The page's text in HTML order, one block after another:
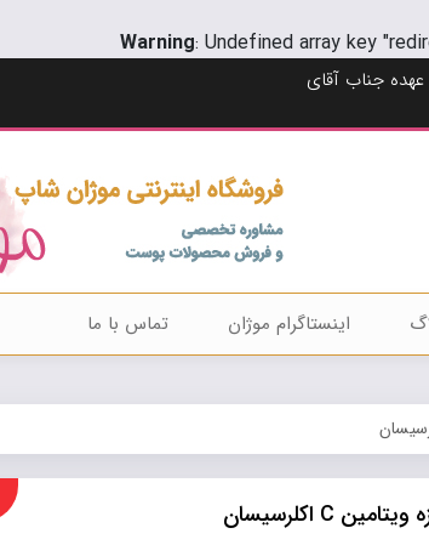
Warning: Undefined array key
جناب آقای
اینستاگرام موژان تماس با ما